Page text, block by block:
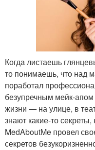
Когда листаешь
то понимаешь, что над
поработал
безупречным мейк-
жизни — на улице, в
знают какие-то
MedAboutMe провел
секретов